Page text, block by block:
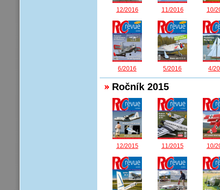
12/2016 11/2016 10/
6/2016 5/2016 4/
Ročník 2015
12/2015 11/2015 10/